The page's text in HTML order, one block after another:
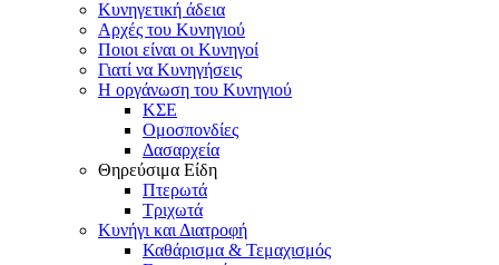
Κυνηγετική άδεια
Αρχές του Κυνηγιού
Ποιοι είναι οι Κυνηγοί
Γιατί να Κυνηγήσεις
Η οργάνωση του Κυνηγιού
ΚΣΕ
Ομοσπονδίες
Δασαρχεία
Θηρεύσιμα Είδη
Πτερωτά
Τριχωτά
Κυνήγι και Διατροφή
Καθάρισμα & Τεμαχισμός